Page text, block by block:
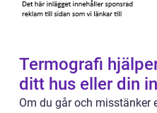
Termografi
ditt hus eller din
Om du går och misstänker